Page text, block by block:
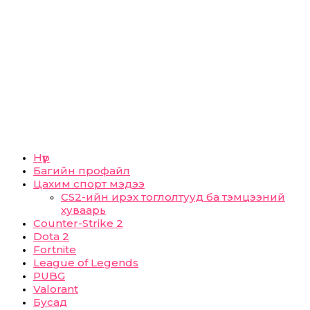
Нүүр
Багийн профайл
Цахим спорт мэдээ
CS2-ийн ирэх тоглолтууд ба тэмцээний
хуваарь
Counter-Strike 2
Dota 2
Fortnite
League of Legends
PUBG
Valorant
Бусад